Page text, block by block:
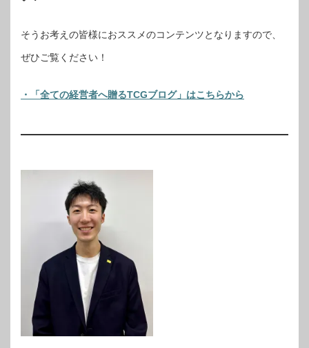
そうお考えの皆様におススメのコンテンツとなりますので、
ぜひご覧ください！
・「全ての経営者へ贈るTCGブログ」はこちらから